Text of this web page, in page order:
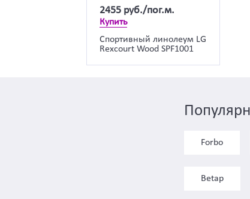
2455 руб./пог.м.
Купить
Спортивный линолеум LG
Rexcourt Wood SPF1001
Forbo
Betap